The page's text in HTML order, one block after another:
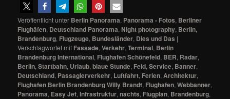
Veröffentlicht unter Berlin Panorama, Panorama - Fotos, Berliner
Flughäfen, Deutschland Panorama, Night photography, Berlin,
Brandenburg, Flugzeuge, Bundesländer, Dies und Das |
Verschlagwortet mit Fassade,Verkehr,Terminal, Berlin
Brandenburg International, Flughafen Schönefeld, BER, Radar,
Berlin,Startbahn, Urlaub,blaue Stunde, Feld,Service, Banner,
Deutschland, Passagierverkehr, Luftfahrt, Ferien, Architektur,
Flughafen Berlin Brandenburg Willy Brandt, Flughafen,Webbanner,
Panorama, Easy Jet,Infrastruktur,nachts, Flugplan, Brandenburg,